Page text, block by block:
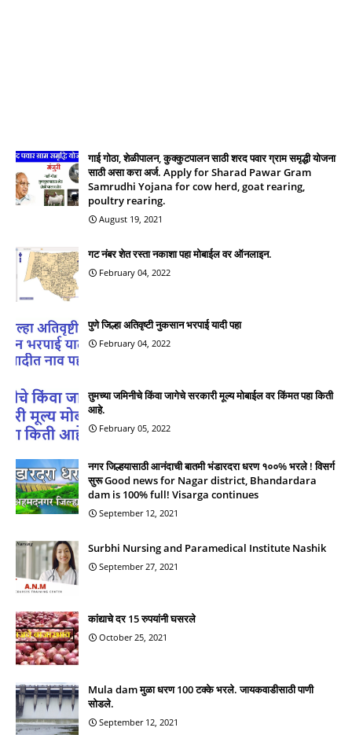
गाई गोठा, शेळीपालन, कुक्कुटपालन साठी शरद पवार ग्राम समृद्धी योजना
साठी असा करा अर्ज. Apply for Sharad Pawar Gram
Samrudhi Yojana for cow herd, goat rearing,
poultry rearing.
August 19, 2021
गट नंबर शेत रस्ता नकाशा पहा मोबाईल वर ऑनलाइन.
February 04, 2022
पुणे जिल्हा अतिवृष्टी नुकसान भरपाई यादी पहा
February 04, 2022
तुमच्या जमिनीचे किंवा जागेचे सरकारी मूल्य मोबाईल वर किंमत पहा किती
आहे.
February 05, 2022
नगर जिल्हयासाठी आनंदाची बातमी भंडारदरा धरण १००% भरले ! विसर्ग
सुरू Good news for Nagar district, Bhandardara
dam is 100% full! Visarga continues
September 12, 2021
Surbhi Nursing and Paramedical Institute Nashik
September 27, 2021
कांद्याचे दर 15 रुपयांनी घसरले
October 25, 2021
Mula dam मुळा धरण 100 टक्के भरले. जायकवाडीसाठी पाणी
सोडले.
September 12, 2021